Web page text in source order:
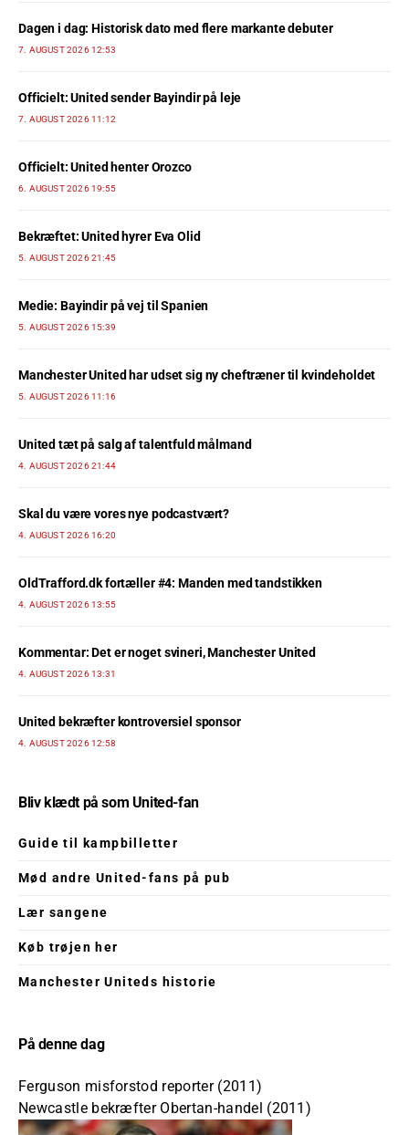
Dagen i dag: Historisk dato med flere markante debuter
7. AUGUST 2026 12:53
Officielt: United sender Bayindir på leje
7. AUGUST 2026 11:12
Officielt: United henter Orozco
6. AUGUST 2026 19:55
Bekræftet: United hyrer Eva Olid
5. AUGUST 2026 21:45
Medie: Bayindir på vej til Spanien
5. AUGUST 2026 15:39
Manchester United har udset sig ny cheftræner til kvindeholdet
5. AUGUST 2026 11:16
United tæt på salg af talentfuld målmand
4. AUGUST 2026 21:44
Skal du være vores nye podcastvært?
4. AUGUST 2026 16:20
OldTrafford.dk fortæller #4: Manden med tandstikken
4. AUGUST 2026 13:55
Kommentar: Det er noget svineri, Manchester United
4. AUGUST 2026 13:31
United bekræfter kontroversiel sponsor
4. AUGUST 2026 12:58
Bliv klædt på som United-fan
Guide til kampbilletter
Mød andre United-fans på pub
Lær sangene
Køb trøjen her
Manchester Uniteds historie
På denne dag
Ferguson misforstod reporter (2011)
Newcastle bekræfter Obertan-handel (2011)